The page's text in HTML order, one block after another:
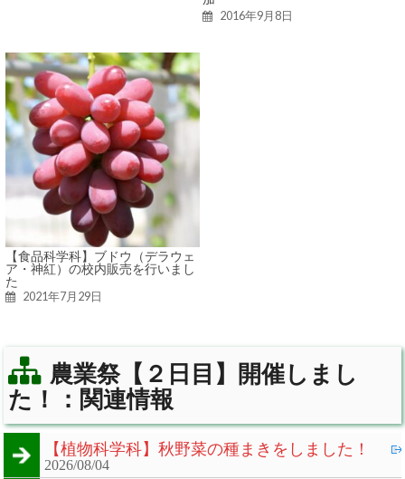
2016年9月8日
【食品科学科】ブドウ（デラウェ
ア・神紅）の校内販売を行いまし
た
2021年7月29日
農業祭【２日目】開催しまし
た！：関連情報
【植物科学科】秋野菜の種まきをしました！
2026/08/04